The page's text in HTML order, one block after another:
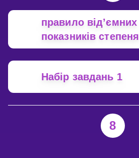
правило від’ємних
показників степеня
Набір завдань 1
8